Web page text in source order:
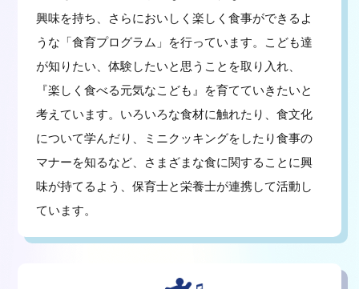
興味を持ち、さらにおいしく楽しく食事ができるよ
うな「食育プログラム」を行っています。こども達
が知りたい、体験したいと思うことを取り入れ、
『楽しく食べる元気なこども』を育てていきたいと
考えています。いろいろな食材に触れたり、食文化
について学んだり、ミニクッキングをしたり食事の
マナーを知るなど、さまざまな食に関することに興
味が持てるよう、保育士と栄養士が連携して活動し
ています。